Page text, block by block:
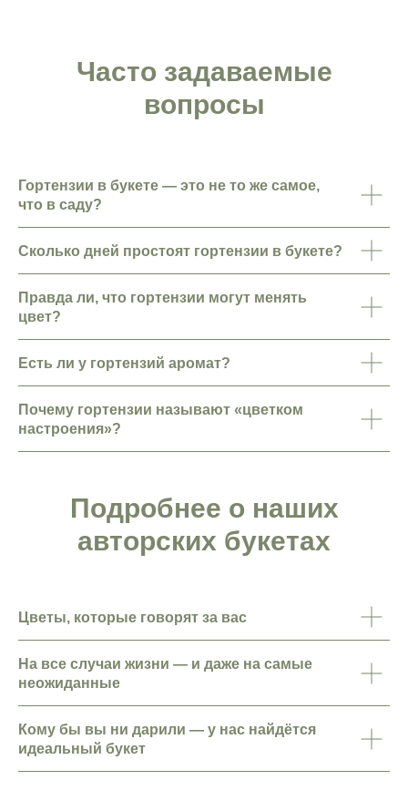
Часто задаваемые
вопросы
Гортензии в букете — это не то же самое,
что в саду?
Сколько дней простоят гортензии в букете?
Правда ли, что гортензии могут менять
цвет?
Есть ли у гортензий аромат?
Почему гортензии называют «цветком
настроения»?
Подробнее о наших
авторских букетах
Цветы, которые говорят за вас
На все случаи жизни — и даже на самые
неожиданные
Кому бы вы ни дарили — у нас найдётся
идеальный букет
info@lorangerie.ru
+7 (921) 945-20-45
Контакты
Санкт-Петербург, Большой Проспект П. С.,
ежедневно с 10:00 до 22:00